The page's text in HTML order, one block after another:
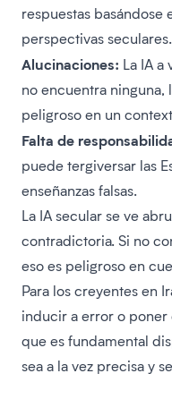
respuestas
perspectivas seculares.
Alucinaciones: La IA a
no encuentra
peligroso en un
Falta de
puede tergiversar las
enseñanzas falsas.
La IA secular se ve
contradictoria. Si no
eso es peligroso en
Para los creyentes en
inducir a error o poner
que es fundamental
sea a la vez precisa y